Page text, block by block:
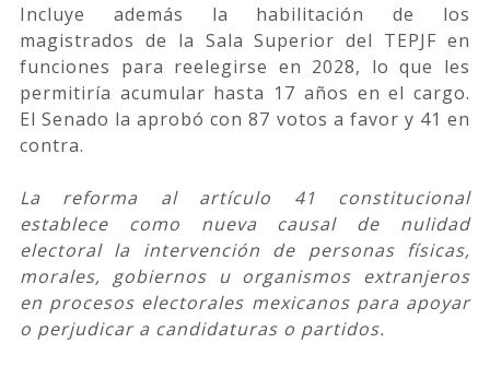
Incluye además la habilitación de los
magistrados de la Sala Superior del TEPJF en
funciones para reelegirse en 2028, lo que les
permitiría acumular hasta 17 años en el cargo.
El Senado la aprobó con 87 votos a favor y 41 en
contra.
La reforma al artículo 41 constitucional
establece como nueva causal de nulidad
electoral la intervención de personas físicas,
morales, gobiernos u organismos extranjeros
en procesos electorales mexicanos para apoyar
o perjudicar a candidaturas o partidos.